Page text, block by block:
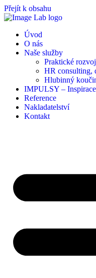
Přejít k obsahu
Úvod
O nás
Naše služby
Praktické
HR consulting,
Hlubinný
IMPULSY –
Reference
Nakladatelství
Kontakt